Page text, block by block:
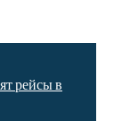
рейсы в